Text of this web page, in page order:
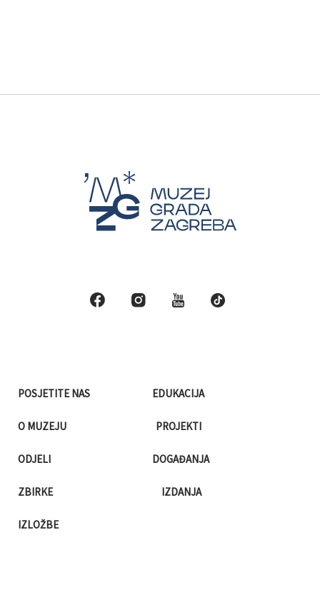
POSJETITE NAS
O MUZEJU
ODJELI
ZBIRKE
IZLOŽBE
EDUKACIJA
PROJEKTI
DOGAĐANJA
IZDANJA